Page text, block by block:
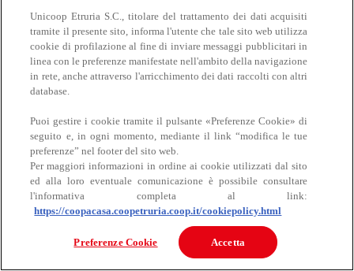
Carne
Carne
Bovino
Unicoop Etruria S.C., titolare del trattamento dei dati acquisiti
tramite il presente sito, informa l'utente che tale sito web utilizza
cookie di profilazione al fine di inviare messaggi pubblicitari in
linea con le preferenze manifestate nell'ambito della navigazione
in rete, anche attraverso l'arricchimento dei dati raccolti con altri
database.
Puoi gestire i cookie tramite il pulsante «Preferenze Cookie» di
seguito e, in ogni momento, mediante il link “modifica le tue
preferenze” nel footer del sito web.
Per maggiori informazioni in ordine ai cookie utilizzati dal sito
ed alla loro eventuale comunicazione è possibile consultare
l'informativa completa al link:
https://coopacasa.coopetruria.coop.it/cookiepolicy.html
Preferenze Cookie Accetta